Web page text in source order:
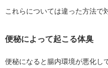
これらについては違った方法で
便秘によって起こる体臭
便秘になると腸内環境が悪化し